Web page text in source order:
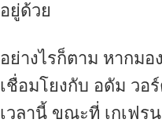
อยู่ด้วย
อย่างไรก็ตาม หากมอ
เชื่อมโยงกับ อดัม วอ
เวลานี้ ขณะที่ เกเฟร